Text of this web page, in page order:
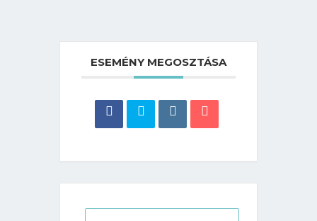
ESEMÉNY MEGOSZTÁSA